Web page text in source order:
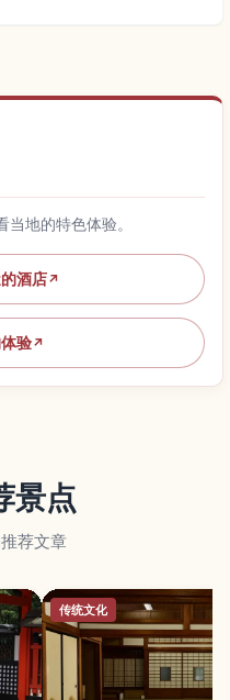
地的特色体验。
酒店↗
验↗
景点
荐文章
传统文化